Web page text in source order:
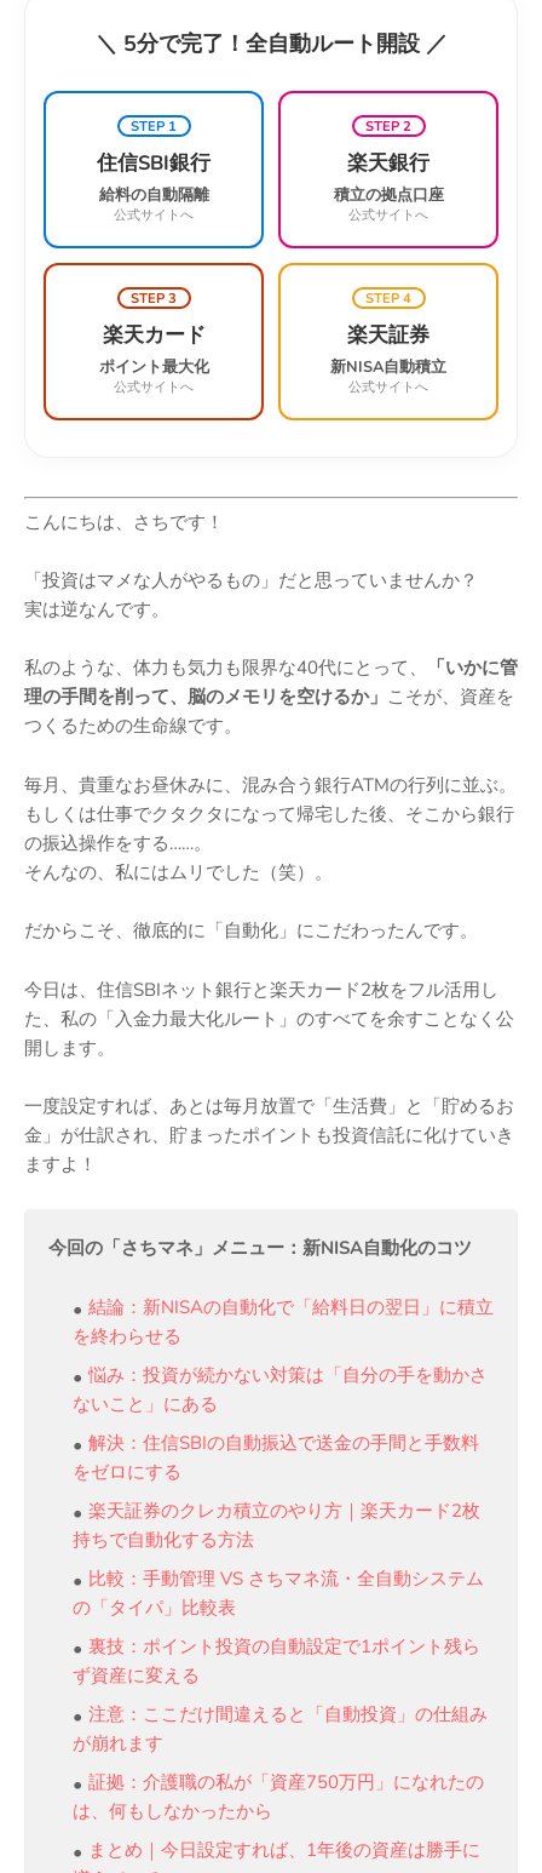
＼ 5分で完了！全自動ルート開設 ／
STEP 1
住信SBI銀行
給料の自動隔離
公式サイトへ
STEP 2
楽天銀行
積立の拠点口座
公式サイトへ
STEP 3
楽天カード
ポイント最大化
公式サイトへ
STEP 4
楽天証券
新NISA自動積立
公式サイトへ
こんにちは、さちです！
「投資はマメな人がやるもの」だと思っていませんか？
実は逆なんです。
私のような、体力も気力も限界な40代にとって、
「いかに管
理の手間を削って、脳のメモリを空けるか」 こそが、資産を
つくるための生命線です。
毎月、貴重なお昼休みに、混み合う銀行ATMの行列に並ぶ。
もしくは仕事でクタクタになって帰宅した後、そこから銀行
の振込操作をする……。
そんなの、私にはムリでした（笑）。
だからこそ、徹底的に「自動化」にこだわったんです。
今日は、住信SBIネット銀行と楽天カード2枚をフル活用し
た、私の「入金力最大化ルート」のすべてを余すことなく公
開します。
一度設定すれば、あとは毎月放置で「生活費」と「貯めるお
金」が仕訳され、貯まったポイントも投資信託に化けていき
ますよ！
今回の「さちマネ」メニュー：新NISA自動化のコツ
結論：新NISAの自動化で「給料日の翌日」に積立
を終わらせる
悩み：投資が続かない対策は「自分の手を動かさ
ないこと」にある
解決：住信SBIの自動振込で送金の手間と手数料
をゼロにする
楽天証券のクレカ積立のやり方｜楽天カード2枚
持ちで自動化する方法
比較：手動管理 VS さちマネ流・全自動システム
の「タイパ」比較表
裏技：ポイント投資の自動設定で1ポイント残ら
ず資産に変える
注意：ここだけ間違えると「自動投資」の仕組み
が崩れます
証拠：介護職の私が「資産750万円」になれたの
は、何もしなかったから
まとめ｜今日設定すれば、1年後の資産は勝手に